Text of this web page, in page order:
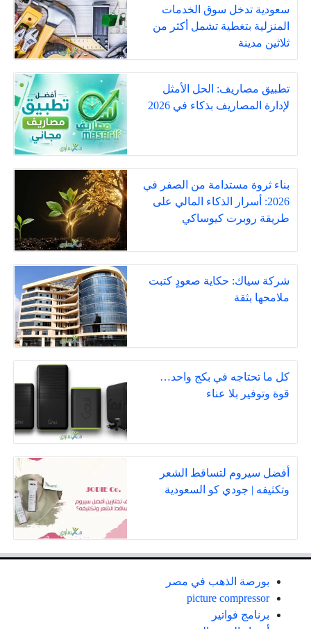
سعودية تدخل سوق الخدمات
المنزلية بتغطية تشمل أكثر من
ثلاثين مدينة
تطبيق مصاريف: الحل الأمثل
لإدارة المصاريف بذكاء في 2026
بناء ثروة مستدامة من الصفر في
2026: أسرار الذكاء المالي على
طريقة روبرت كيوساكي
شركة سياك: حكاية صعودٍ كتبت
ملامحها بثقة
كل ما تحتاجه في بكج واحد…
قوة وتوفير بلا عناء
أفضل سيروم لتساقط الشعر
وتكثيفه | جودي كو السعودية
بورصة الذهب في مصر
picture compressor
برنامج فواتير